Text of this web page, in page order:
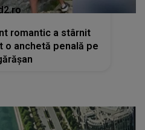
romantic a stârnit
o anchetă penală pe